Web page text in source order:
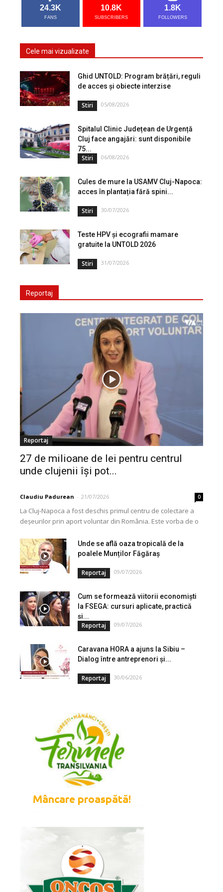
24.3K
FANS
10.8K
SUBSCRIBERS
1.8K
FOLLOWERS
Cele mai vizualizate
Ghid UNTOLD: Program brățări, reguli
de acces și obiecte interzise
Stiri 05/08/2026
Spitalul Clinic Județean de Urgență
Cluj face angajări: sunt disponibile
75...
Stiri 06/08/2026
Cules de mure la USAMV Cluj-Napoca:
acces în plantația fără spini...
Stiri 30/07/2026
Teste HPV și ecografii mamare
gratuite la UNTOLD 2026
Stiri 31/07/2026
Reportaj
Reportaj
27 de milioane de lei pentru centrul
unde clujenii își pot...
Claudiu Padurean - 21/07/2026 0
La Cluj-Napoca a fost deschis primul centru de colectare a
deșeurilor prin aport voluntar din România. Este vorba de o
Unde se află oaza tropicală de la
poalele Munților Făgăraș
Reportaj 09/07/2026
Cum se formează viitorii economiști
la FSEGA: cursuri aplicate, practică
și...
Reportaj 09/07/2026
Caravana HORA a ajuns la Sibiu –
Dialog între antreprenori și...
Reportaj 30/06/2026